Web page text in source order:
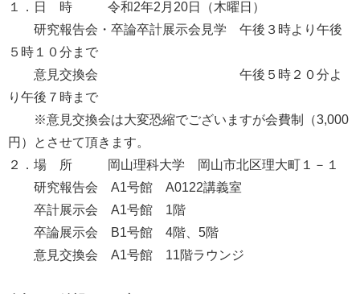
１．日 時 令和2年2 月 20日（木曜日）
研究報告会・卒論卒計展示会見学 午後３時より午後
５時１０分まで
意見交換会 午後５時２０分よ
り午後７時まで
※意見交換会は大変恐縮でございますが会費制（3,000
円）とさせて頂きます。
２．場 所
岡山理科大学 岡山市北区理大町１－１
研究報告会 A1号館 A0122講義室
卒計展示会 A1号館 1階
卒論展示会
B1号館 4階、 5階
意見交換会
A1号館 11階ラウンジ